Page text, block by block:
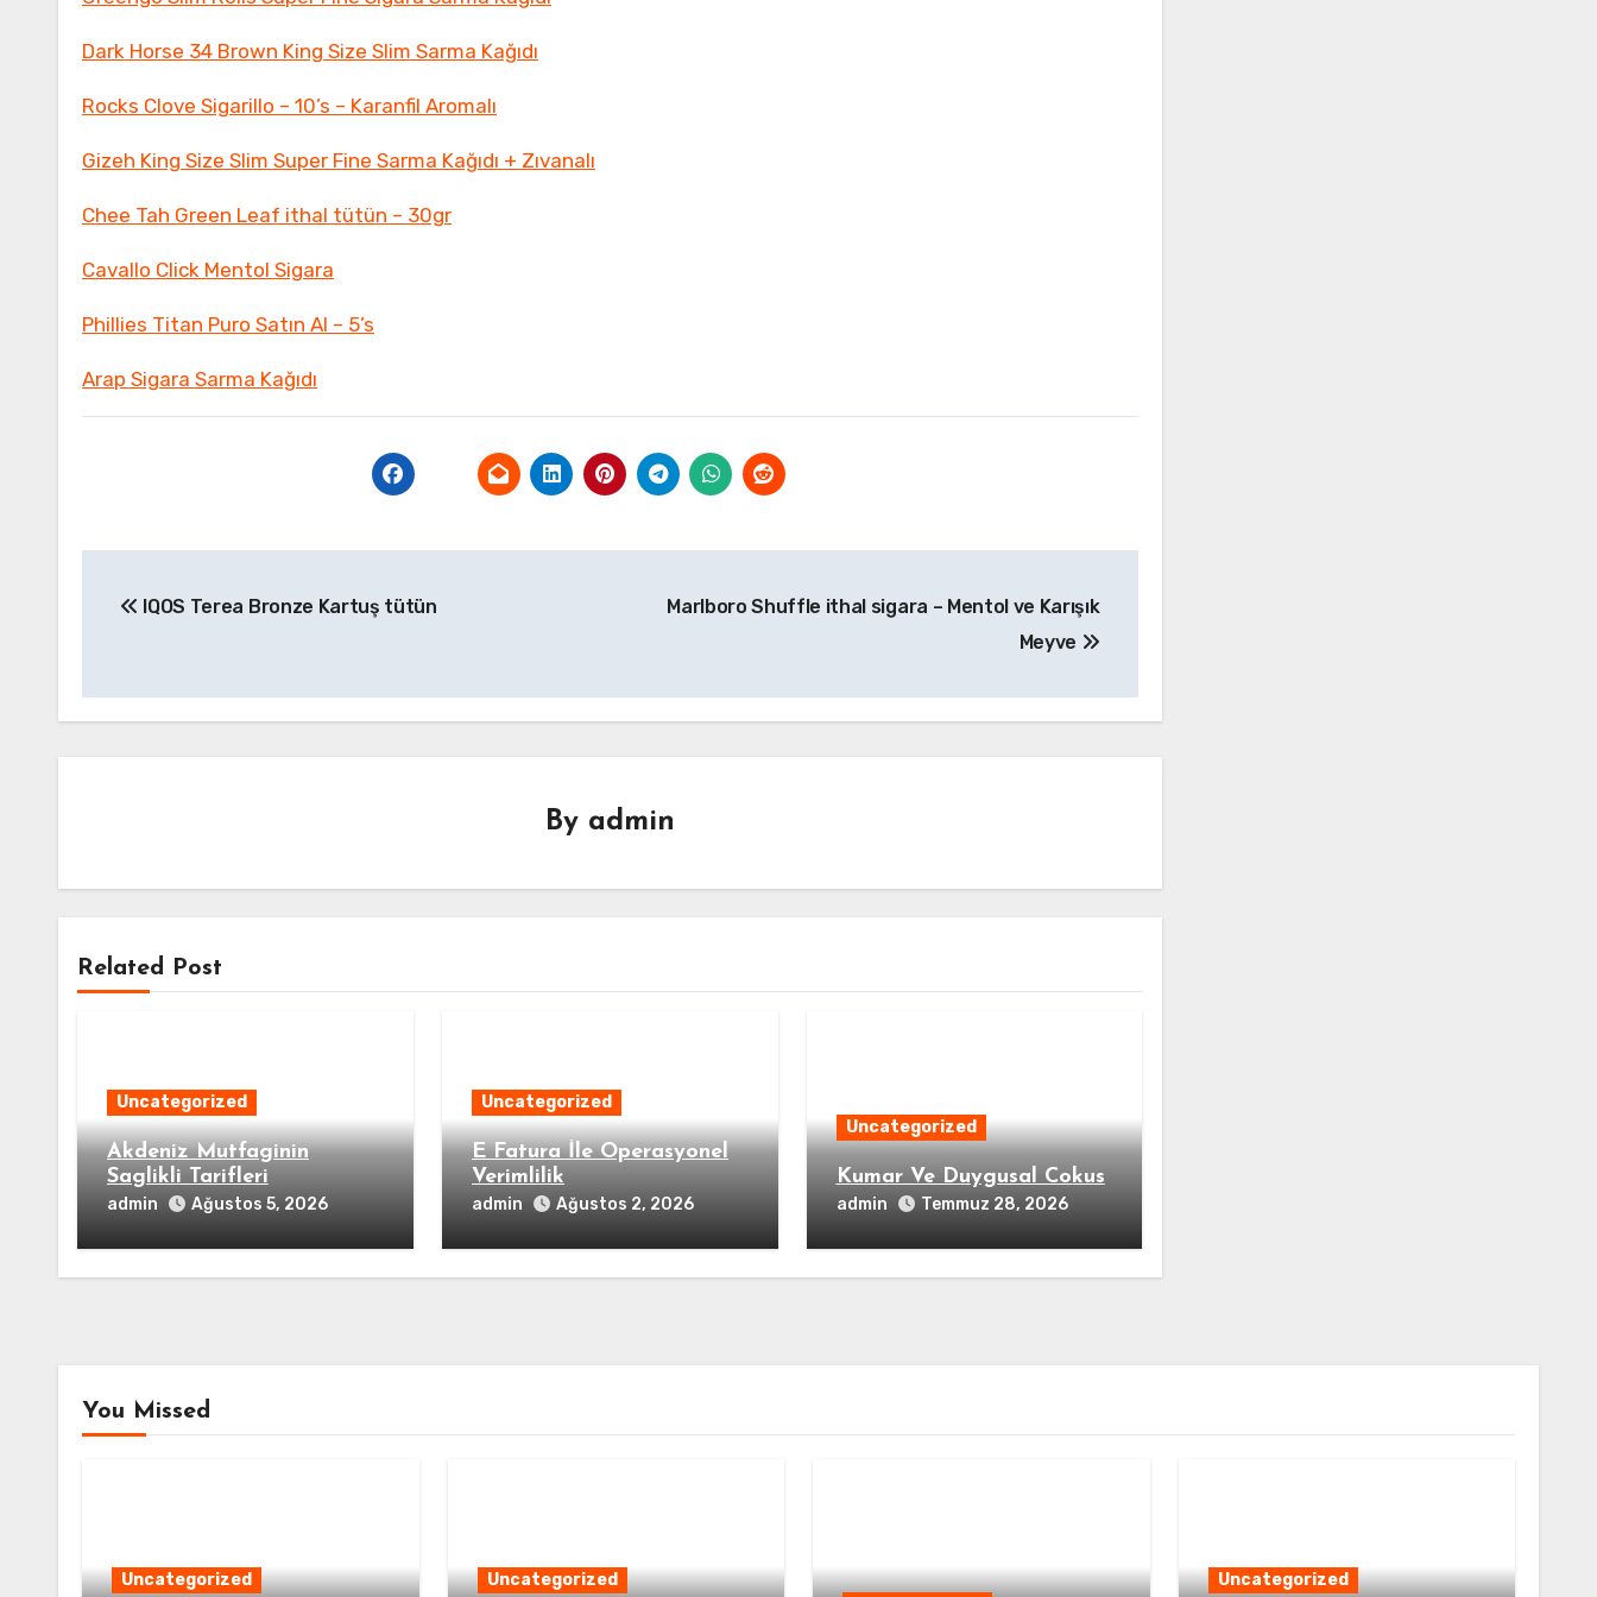
Dark Horse 34 Brown King Size Slim Sarma Kağıdı
Rocks Clove Sigarillo – 10’s – Karanfil Aromalı
Gizeh King Size Slim Super Fine Sarma Kağıdı + Zıvanalı
Chee Tah Green Leaf ithal tütün – 30gr
Cavallo Click Mentol Sigara
Phillies Titan Puro Satın Al – 5’s
Arap Sigara Sarma Kağıdı
gezinmesi
IQOS Terea Bronze Kartuş tütün
Marlboro Shuffle ithal sigara – Mentol ve Karışık
Meyve
By admin
Related Post
Uncategorized
Akdeniz Mutfaginin
Saglikli Tarifleri
admin Ağustos 5, 2026
Uncategorized
E Fatura İle Operasyonel
Verimlilik
admin Ağustos 2, 2026
Uncategorized
Kumar Ve Duygusal Cokus
admin Temmuz 28, 2026
You Missed
Uncategorized
Uncategorized
Uncategorized